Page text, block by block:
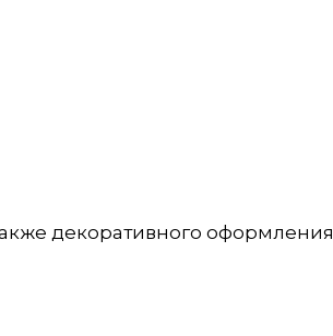
декоративного оформления